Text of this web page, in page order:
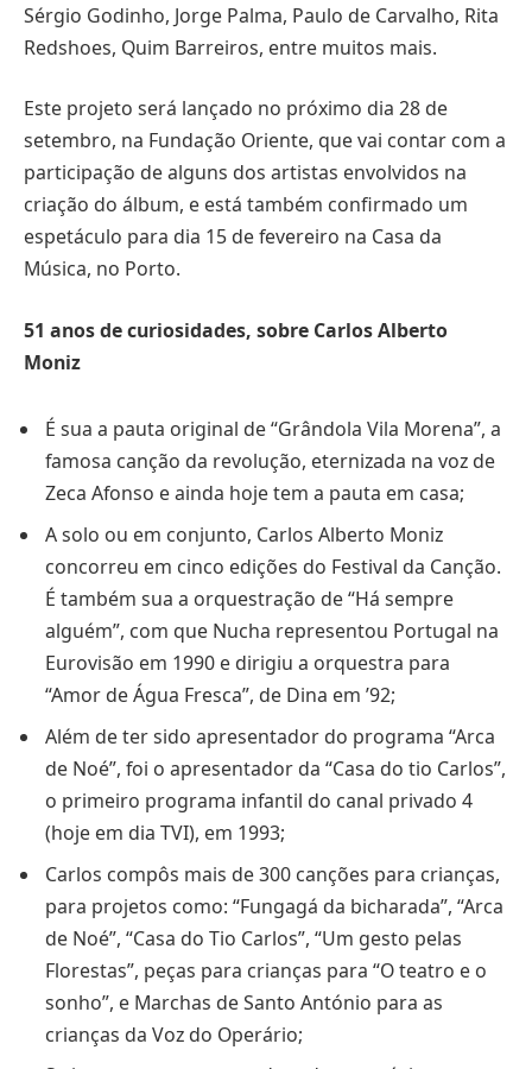
Sérgio Godinho, Jorge Palma, Paulo de Carvalho, Rita
Redshoes, Quim Barreiros, entre muitos mais.
Este projeto será lançado no próximo dia 28 de
setembro, na Fundação Oriente, que vai contar com a
participação de alguns dos artistas envolvidos na
criação do álbum, e está também confirmado um
espetáculo para dia 15 de fevereiro na Casa da
Música, no Porto.
51 anos de curiosidades, sobre Carlos Alberto
Moniz
É sua a pauta original de “Grândola Vila Morena”, a
famosa canção da revolução, eternizada na voz de
Zeca Afonso e ainda hoje tem a pauta em casa;
A solo ou em conjunto, Carlos Alberto Moniz
concorreu em cinco edições do Festival da Canção.
É também sua a orquestração de “Há sempre
alguém”, com que Nucha representou Portugal na
Eurovisão em 1990 e dirigiu a orquestra para
“Amor de Água Fresca”, de Dina em ’92;
Além de ter sido apresentador do programa “Arca
de Noé”, foi o apresentador da “Casa do tio Carlos”,
o primeiro programa infantil do canal privado 4
(hoje em dia TVI), em 1993;
Carlos compôs mais de 300 canções para crianças,
para projetos como: “Fungagá da bicharada”, “Arca
de Noé”, “Casa do Tio Carlos”, “Um gesto pelas
Florestas”, peças para crianças para “O teatro e o
sonho”, e Marchas de Santo António para as
crianças da Voz do Operário;